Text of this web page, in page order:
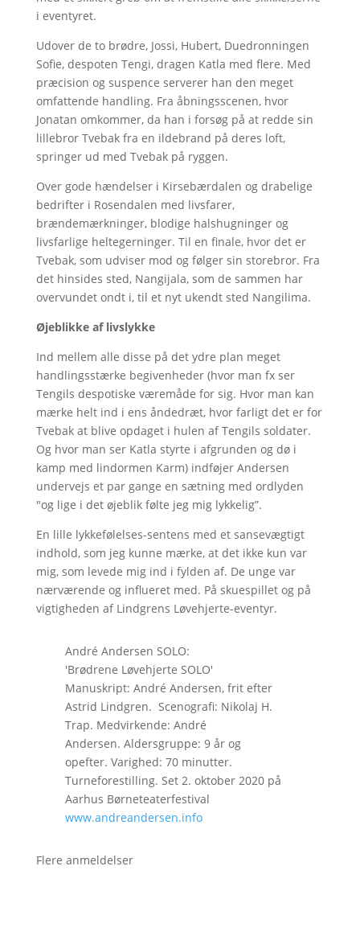
i eventyret.
Udover de to brødre, Jossi, Hubert, Duedronningen
Sofie, despoten Tengi, dragen Katla med flere. Med
præcision og suspence serverer han den meget
omfattende handling. Fra åbningsscenen, hvor
Jonatan omkommer, da han i forsøg på at redde sin
lillebror Tvebak fra en ildebrand på deres loft,
springer ud med Tvebak på ryggen.
Over gode hændelser i Kirsebærdalen og drabelige
bedrifter i Rosendalen med livsfarer,
brændemærkninger, blodige halshugninger og
livsfarlige heltegerninger. Til en finale, hvor det er
Tvebak, som udviser mod og følger sin storebror. Fra
det hinsides sted, Nangijala, som de sammen har
overvundet ondt i, til et nyt ukendt sted Nangilima.
Øjeblikke af livslykke
Ind mellem alle disse på det ydre plan meget
handlingsstærke begivenheder (hvor man fx ser
Tengils despotiske væremåde for sig. Hvor man kan
mærke helt ind i ens åndedræt, hvor farligt det er for
Tvebak at blive opdaget i hulen af Tengils soldater.
Og hvor man ser Katla styrte i afgrunden og dø i
kamp med lindormen Karm) indføjer Andersen
undervejs et par gange en sætning med ordlyden
"og lige i det øjeblik følte jeg mig lykkelig”.
En lille lykkefølelses-sentens med et sansevægtigt
indhold, som jeg kunne mærke, at det ikke kun var
mig, som levede mig ind i fylden af. De unge var
nærværende og influeret med. På skuespillet og på
vigtigheden af Lindgrens Løvehjerte-eventyr.
André Andersen SOLO:
'Brødrene Løvehjerte SOLO'
Manuskript: André Andersen, frit efter
Astrid Lindgren. Scenografi: Nikolaj H.
Trap. Medvirkende: André
Andersen. Aldersgruppe: 9 år og
opefter. Varighed: 70 minutter.
Turneforestilling. Set 2. oktober 2020 på
Aarhus Børneteaterfestival
www.andreandersen.info
Flere anmeldelser